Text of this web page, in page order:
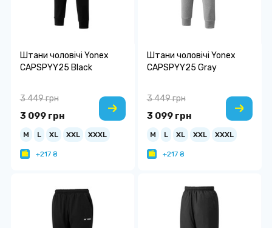
Штани чоловічі Yonex
CAPSPYY25 Black
3 099 грн
3 449 грн
M L XL XXL XXXL
+217 ₴
Штани чоловічі Yonex
CAPSPYY25 Gray
3 099 грн
3 449 грн
M L XL XXL XXXL
+217 ₴